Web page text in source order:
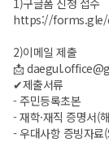
1️)구글폼 신청 접수
https://forms.gle/
2)이메일 제출
📩
✔제출서류
- 주민등록초본
- 재학·재직 증명서(
- 우대사항 증빙자료